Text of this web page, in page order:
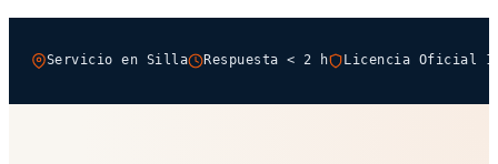
Servicio en Silla Respuesta < 2 h Licencia Oficial